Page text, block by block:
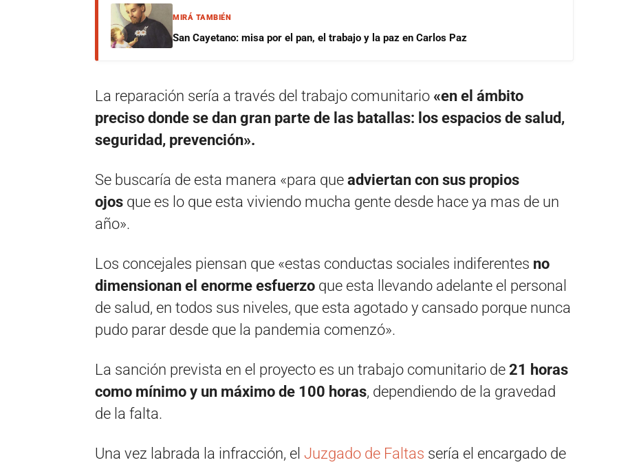
MIRÁ TAMBIÉN
San Cayetano: misa por el pan, el trabajo y la paz en Carlos Paz
La reparación sería a través del trabajo comunitario «en el ámbito
preciso donde se dan gran parte de las batallas: los espacios de salud,
seguridad, prevención».
Se buscaría de esta manera «para que adviertan con sus propios
ojos que es lo que esta viviendo mucha gente desde hace ya mas de un
año».
Los concejales piensan que «estas conductas sociales indiferentes no
dimensionan el enorme esfuerzo que esta llevando adelante el personal
de salud, en todos sus niveles, que esta agotado y cansado porque nunca
pudo parar desde que la pandemia comenzó».
La sanción prevista en el proyecto es un trabajo comunitario de 21 horas
como mínimo y un máximo de 100 horas, dependiendo de la gravedad
de la falta.
Una vez labrada la infracción, el Juzgado de Faltas sería el encargado de